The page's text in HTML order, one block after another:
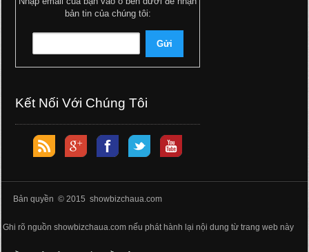
bản tin của chúng tôi:
Kết Nối Với Chúng Tôi
Bản quyền © 2015 showbizchaua.com
Ghi rõ nguồn showbizchaua.com nếu phát hành lại nội dung từ trang web này